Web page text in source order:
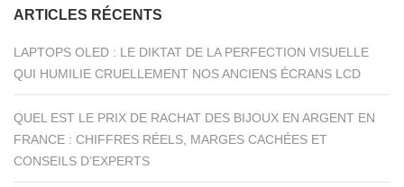
ARTICLES RÉCENTS
LAPTOPS OLED : LE DIKTAT DE LA PERFECTION VISUELLE
QUI HUMILIE CRUELLEMENT NOS ANCIENS ÉCRANS LCD
QUEL EST LE PRIX DE RACHAT DES BIJOUX EN ARGENT EN
FRANCE : CHIFFRES RÉELS, MARGES CACHÉES ET
CONSEILS D’EXPERTS